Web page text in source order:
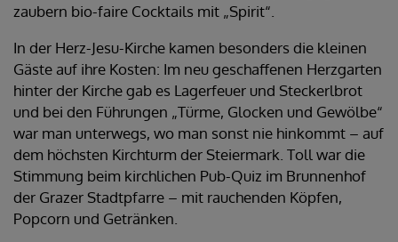
zaubern bio-faire Cocktails mit „Spirit“.
In der Herz-Jesu-Kirche kamen besonders die kleinen
Gäste auf ihre Kosten: Im neu geschaffenen Herzgarten
hinter der Kirche gab es Lagerfeuer und Steckerlbrot
und bei den Führungen „Türme, Glocken und Gewölbe“
war man unterwegs, wo man sonst nie hinkommt – auf
dem höchsten Kirchturm der Steiermark. Toll war die
Stimmung beim kirchlichen Pub-Quiz im Brunnenhof
der Grazer Stadtpfarre – mit rauchenden Köpfen,
Popcorn und Getränken.